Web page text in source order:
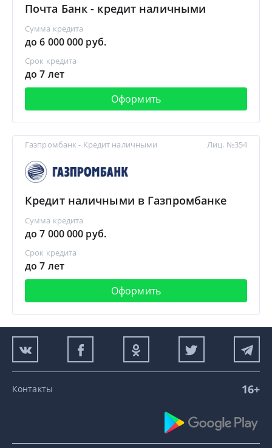
Почта Банк - кредит наличными
Сумма кредита
до 6 000 000 руб.
Срок кредита
до 7 лет
Оформить
Газпромбанк - Кредит наличными
Кредит наличными в Газпромбанке
Сумма кредита
до 7 000 000 руб.
Срок кредита
до 7 лет
Оформить
Лиц. №354
Контакты 16+